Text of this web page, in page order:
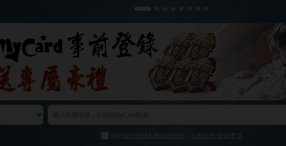
同意 個資暨隱私權保護政策 活動說明/登錄獎項